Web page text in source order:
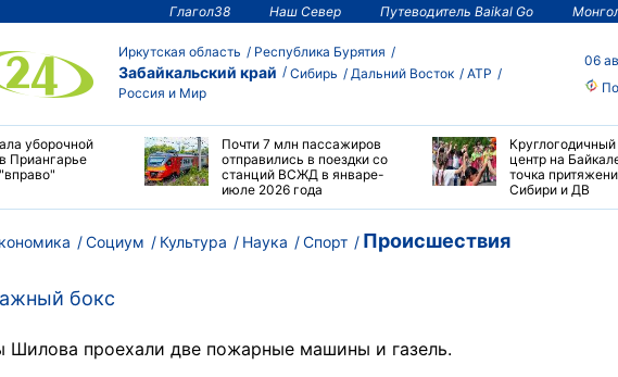
Глагол38 Наш Север Путеводитель Baikal Go
Иркутская область Республика Бурятия
Забайкальский край Сибирь Дальний Восток
АТР
Россия и Мир
06
уборочной
Приангарье
Почти 7 млн пассажиров
отправились в поездки со
станций ВСЖД в январе-
июле 2026 года
Круглогодичный
центр на
точка
Сибири и ДВ
Социум Культура Наука Спорт Происшествия
бокс
Шилова проехали две пожарные машины и газель.